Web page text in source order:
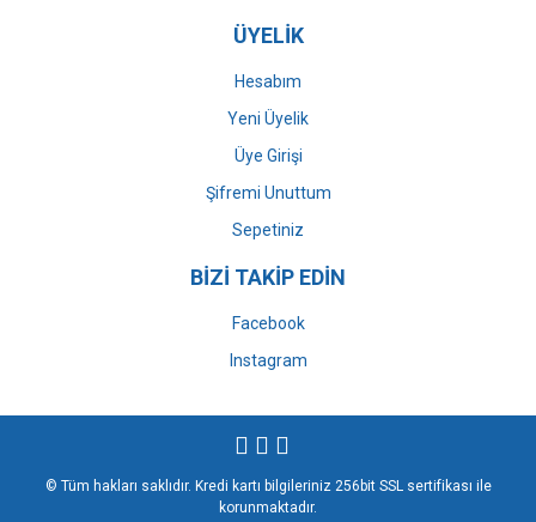
ÜYELİK
Hesabım
Yeni Üyelik
Üye Girişi
Şifremi Unuttum
Sepetiniz
BİZİ TAKİP EDİN
Facebook
Instagram
© Tüm hakları saklıdır. Kredi kartı bilgileriniz 256bit SSL sertifikası ile
korunmaktadır.